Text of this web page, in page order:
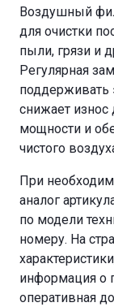
Воздушный
для очистки
пыли, грязи и
Регулярная
поддерживать
снижает износ
мощности и
чистого
При
аналог
по модели
номеру. На
информация о
оперативная